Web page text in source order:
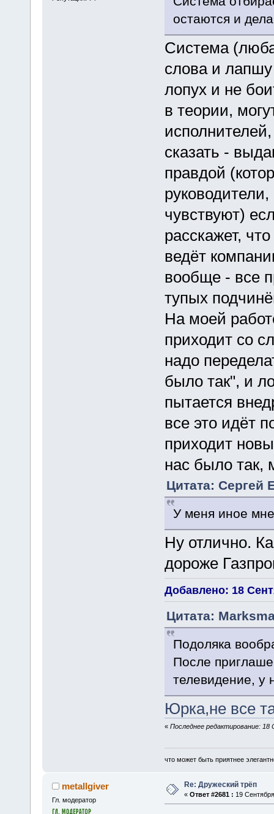
остаются и
Система
слова и
лопух и не
в теории,
сказать -
правдой
чувствуют)
расскажет,
ведёт
вообще - все
тупых
На моей
приходит со
надо
было так", и
пытается
все это идёт
приходит
нас было так,
Цитата: Сергей
У меня иное
Ну отлично.
дороже
Добавлено: 18
Цитата:
Подоляка
После
телевидение, у
Юрка,не все
« Последнее редактирование:
что может быть приятнее
metallgiver
Гл. модератор
Re: Дружеский трёп
« Ответ #2681 : 19